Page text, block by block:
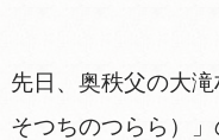
先日、奥秩父の大
そつちのつらら）